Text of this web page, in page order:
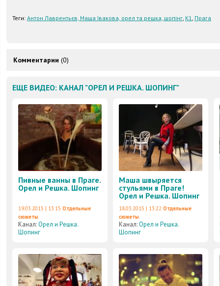
Теги: Антон Лаврентьєв, Маша Івакова, орел та решка, шопінг, К1, Прага
Комментарии (0)
ЕЩЕ ВИДЕО: КАНАЛ "ОРЕЛ И РЕШКА. ШОПИНГ"
Пивные ванны в Праге.
Орел и Решка. Шопинг
19.03.2015 | 13:15 Отдельные
сюжеты
Канал:Орел и Решка.
Шопинг
Маша швыряется
стульями в Праге!
Орел и Решка. Шопинг
18.03.2015 | 13:22 Отдельные
сюжеты
Канал:Орел и Решка.
Шопинг